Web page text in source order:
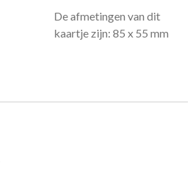
De afmetingen van dit
kaartje zijn: 85 x 55 mm